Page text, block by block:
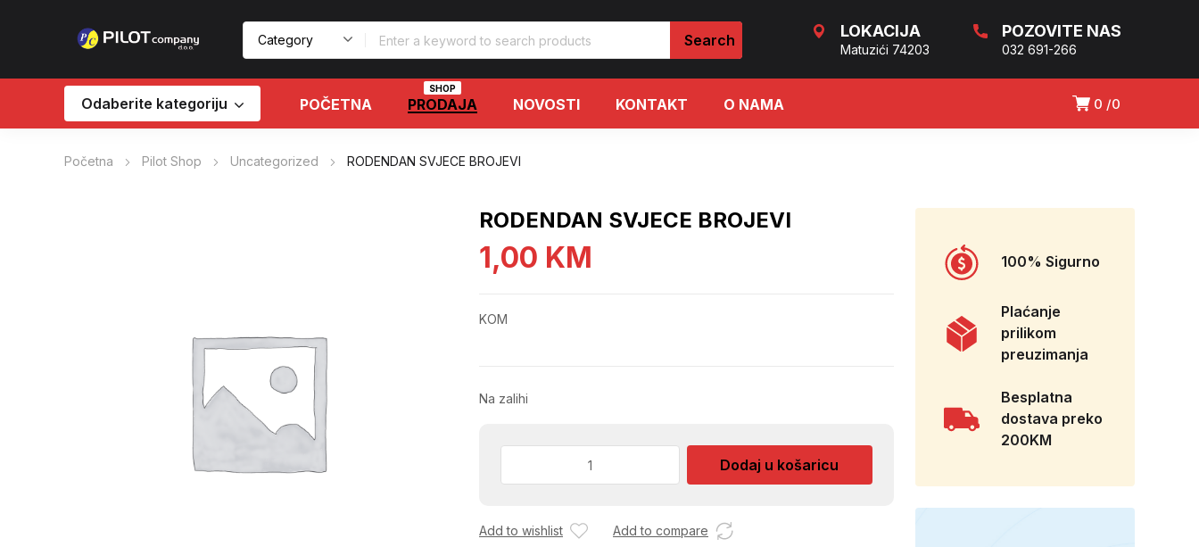
LOKACIJA
Matuzići 74203
POZOVITE NAS
032 691-266
0 0
Odaberite kategoriju POČETNA PRODAJA
SHOP
NOVOSTI KONTAKT O NAMA
Početna Pilot Shop Uncategorized RODENDAN SVJECE BROJEVI
RODENDAN SVJECE BROJEVI
1,00 KM
KOM
Na zalihi
Dodaj u košaricu
Add to wishlist Add to compare
100% Sigurno
Plaćanje
prilikom
preuzimanja
Besplatna
dostava preko
200KM